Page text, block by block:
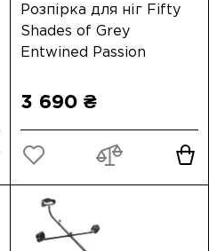
Розпірка для ніг Fifty
Shades of Grey
Entwined Passion
3 690 ₴